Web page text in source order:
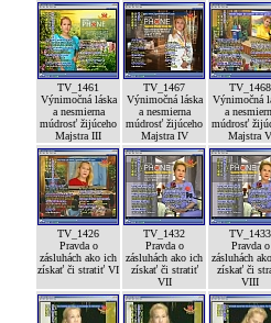
TV_1461
Výnimočná láska
a nesmierna
múdrosť žijúceho
Majstra III
TV_1467
Výnimočná láska
a nesmierna
múdrosť žijúceho
Majstra IV
TV_1468
Výnimočná
a
múdrosť
Majstra V
TV_1426
Pravda o
zásluhách ako ich
získať či stratiť VI
TV_1432
Pravda o
zásluhách ako ich
získať či stratiť
VII
TV_1433
Pravda o
zásluhách
získať či
VIII